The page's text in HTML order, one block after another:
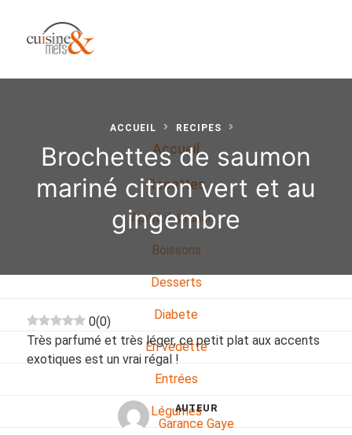
Accueil
Recettes
Apéritif, brunch…
Boissons
Desserts
Diabete
En vedette
Entrées
Légumes
ACCUEIL RECIPES
Brochettes de saumon
mariné citron vert et au
gingembre
0(0)
Très parfumé et très léger, ce petit plat aux accents
exotiques est un vrai régal !
AUTEUR
Garance Gaye